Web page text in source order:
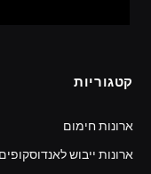
קטגוריות
ארונות חימום
ארונות ייבוש לאנדוסקופים